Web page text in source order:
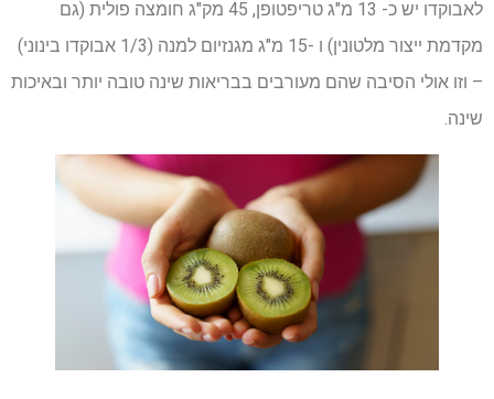
לאבוקדו יש כ- 13 מ"ג טריפטופן, 45 מק"ג חומצה פולית (גם
מקדמת ייצור מלטונין) ו -15 מ"ג מגנזיום למנה (1/3 אבוקדו בינוני)
– וזו אולי הסיבה שהם מעורבים בבריאות שינה טובה יותר ובאיכות
שינה.